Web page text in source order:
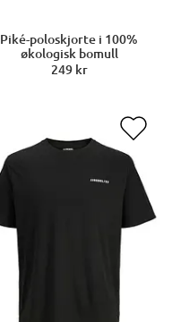
Piké-poloskjorte i 100%
økologisk bomull
249 kr